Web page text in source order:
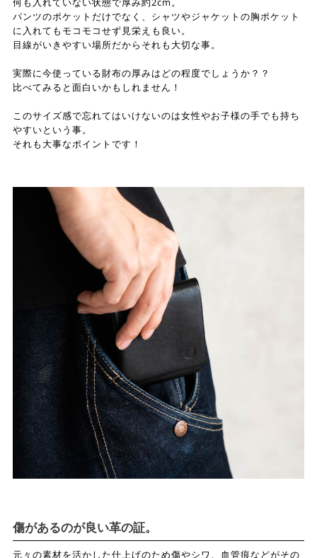
パンツのポケットだけでなく、シャツやジャケットの胸ポケット
に入れてもモコモコせず見栄えも良い。
目線がいきやすい場所だからそれも大切な事。
実際に今使っている財布の厚みはどの程度でしょうか？？
比べてみると面白いかもしれません！
このサイズ感で忘れてはいけないのは女性やお子様の手でも持ち
やすいという事。
それも大事なポイントです！
傷があるのが良い革の証。
元々の素材を活かした仕上げのため傷やシワ、血管痕などがその